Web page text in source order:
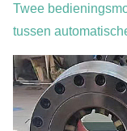
Twee
tussen